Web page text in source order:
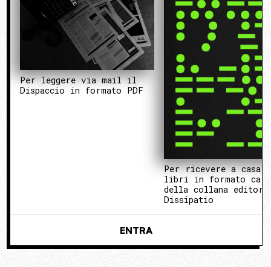
Per leggere via mail il
Dispaccio in formato PDF
Per ricevere a casa i
libri in formato
della collana
Dissipatio
ENTRA